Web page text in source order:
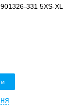
331 5XS-XL